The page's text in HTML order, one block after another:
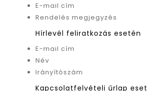
E-mail cím
Rendelés megjegyzés
Hírlevél feliratkozás esetén
E-mail cím
Név
Irányítószám
Kapcsolatfelvételi űrlap